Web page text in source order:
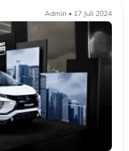
Admin • 17 Juli 2024